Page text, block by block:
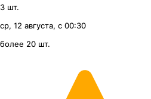
3 шт.
ср, 12 августа, с 00:30
более 20 шт.